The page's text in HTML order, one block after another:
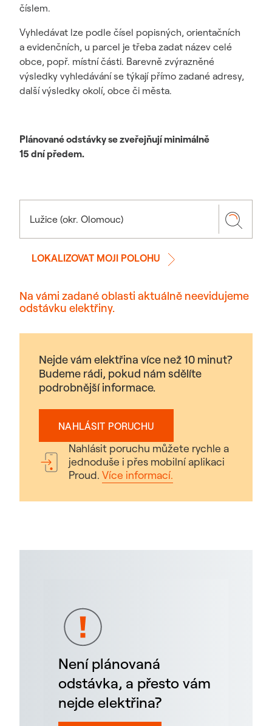
číslem.
Vyhledávat lze podle čísel popisných, orientačních
a evidenčních, u parcel je třeba zadat název celé
obce, popř. místní části. Barevně zvýrazněné
výsledky vyhledávání se týkají přímo zadané adresy,
další výsledky okolí, obce či města.
Plánované odstávky se zveřejňují minimálně
15 dní předem.
LOKALIZOVAT MOJI POLOHU
Na vámi zadané oblasti aktuálně neevidujeme
odstávku elektřiny.
Nejde vám elektřina více než 10 minut?
Budeme rádi, pokud nám sdělíte
podrobnější informace.
NAHLÁSIT PORUCHU
Nahlásit poruchu můžete rychle a
jednoduše i přes mobilní aplikaci
Proud. Více informací.
Není plánovaná
odstávka, a přesto vám
nejde elektřina?